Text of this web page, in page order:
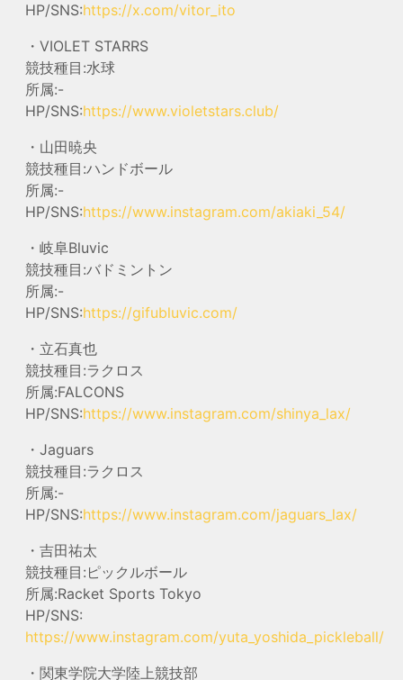
HP/SNS:https://x.com/vitor_ito
・VIOLET STARRS
競技種目:水球
所属:-
HP/SNS:https://www.violetstars.club/
・山田暁央
競技種目:ハンドボール
所属:-
HP/SNS:https://www.instagram.com/akiaki_54/
・岐阜Bluvic
競技種目:バドミントン
所属:-
HP/SNS:https://gifubluvic.com/
・立石真也
競技種目:ラクロス
所属:FALCONS
HP/SNS:https://www.instagram.com/shinya_lax/
・Jaguars
競技種目:ラクロス
所属:-
HP/SNS:https://www.instagram.com/jaguars_lax/
・吉田祐太
競技種目:ピックルボール
所属:Racket Sports Tokyo
HP/SNS:
https://www.instagram.com/yuta_yoshida_pickleball/
・関東学院大学陸上競技部